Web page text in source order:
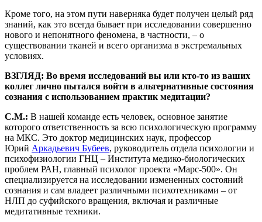
Кроме того, на этом пути наверняка будет получен целый ряд
знаний, как это всегда бывает при исследовании совершенно
нового и непонятного феномена, в частности, – о
существовании тканей и всего организма в экстремальных
условиях.
ВЗГЛЯД: Во время исследований вы или кто-то из ваших
коллег лично пытался войти в альтернативные состояния
сознания с использованием практик медитации?
С.М.: В нашей команде есть человек, основное занятие
которого ответственность за всю психологическую программу
на МКС. Это доктор медицинских наук, профессор
Юрий Аркадьевич Бубеев, руководитель отдела психологии и
психофизиологии ГНЦ – Института медико-биологических
проблем РАН, главный психолог проекта «Марс-500». Он
специализируется на исследовании измененных состояний
сознания и сам владеет различными психотехниками – от
НЛП до суфийского вращения, включая и различные
медитативные техники.